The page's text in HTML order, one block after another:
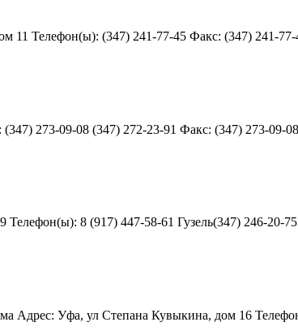
11 Телефон(ы): (347) 241-77-45 Факс: (347) 241-77-
273-09-08 (347) 272-23-91 Факс: (347) 273-09-08
8 (917) 447-58-61 Гузель(347) 246-20-75
Адрес: Уфа, ул Степана Кувыкина, дом 16